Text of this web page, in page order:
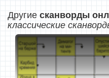
Другиесканворды
классические